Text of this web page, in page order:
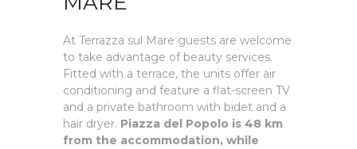
At Terrazza sul Mare guests are welcome
to take advantage of beauty services.
Fitted with a terrace, the units offer air
conditioning and feature a flat-screen TV
and a private bathroom with bidet and a
hair dryer. Piazza del Popolo is 48 km
from the accommodation, while